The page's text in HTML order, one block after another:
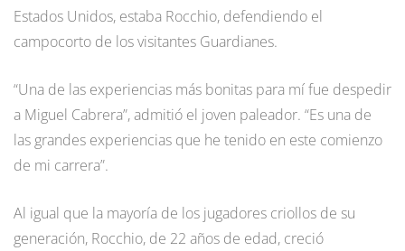
Estados Unidos, estaba Rocchio, defendiendo el
campocorto de los visitantes Guardianes.
“Una de las experiencias más bonitas para mí fue despedir
a Miguel Cabrera”, admitió el joven paleador. “Es una de
las grandes experiencias que he tenido en este comienzo
de mi carrera”.
Al igual que la mayoría de los jugadores criollos de su
generación, Rocchio, de 22 años de edad, creció